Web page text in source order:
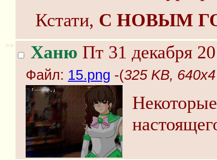
Кстати, С НОВЫМ
>> Ханю Пт 31 декабря
Файл: 15.png -(325 KB,